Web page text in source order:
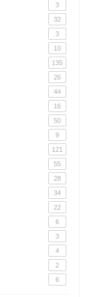
3
32
3
10
135
26
44
16
50
9
121
55
28
34
22
6
3
4
2
6